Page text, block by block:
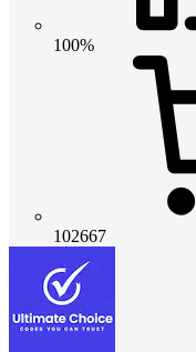
100%
102667